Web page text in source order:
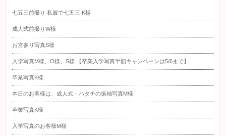
七五三前撮り 私服で七五三 K様
成人式前撮りW様
お宮参り写真S様
入学写真M様、O様、S様 【卒業入学写真半額キャンペーンは5/6まで】
卒業写真K様
本日のお客様は、成人式・ハタチの振袖写真M様
卒業写真K様
入学写真のお客様M様